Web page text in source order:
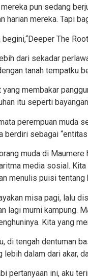
mereka pun sedang
harian mereka. Tapi
Deeper The
dari sekadar
tanah tempatku
membakar
itu seperti
perempuan muda
berdiri sebagai
muda di Maumere
media sosial.
menulis puisi tentang
misa pagi, lalu
lagi murni kampung.
Kita yang
di tengah dentuman
lebih dalam dari akar,
pertanyaan ini, aku